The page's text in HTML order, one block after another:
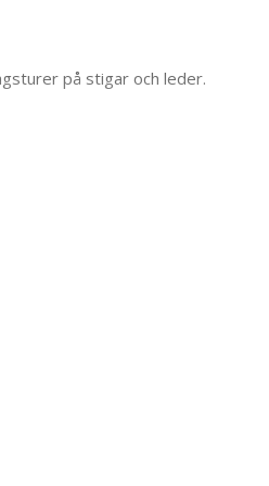
på stigar och leder.